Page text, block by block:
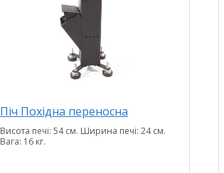
Піч Похідна переносна
Висота печі: 54 см. Ширина печі: 24 см.
Вага: 16 кг.